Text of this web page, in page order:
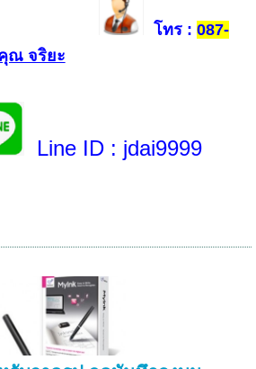
โทร: 087-
ณ จริยะ
Line ID : jdai9999